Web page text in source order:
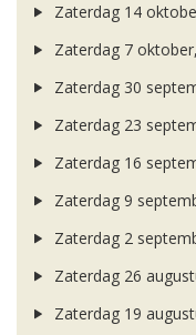
Zaterdag 14
Zaterdag 7
Zaterdag 30
Zaterdag 23
Zaterdag 16
Zaterdag 9
Zaterdag 2
Zaterdag 26
Zaterdag 19